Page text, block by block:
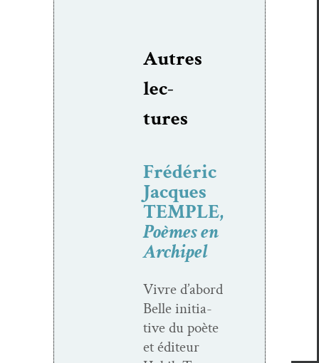
Autres
lec­
tures
Frédéric
Jacques
TEMPLE,
Poèmes en
Archipel
Vivre d’abord
Belle ini­tia­
tive du poète
et édi­teur